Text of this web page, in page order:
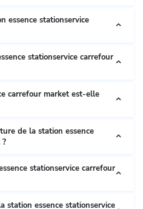
essence stationservice
stationservice carrefour
La station essence stationservice carrefour market est-elle
de la station essence
stationservice carrefour
station essence stationservice